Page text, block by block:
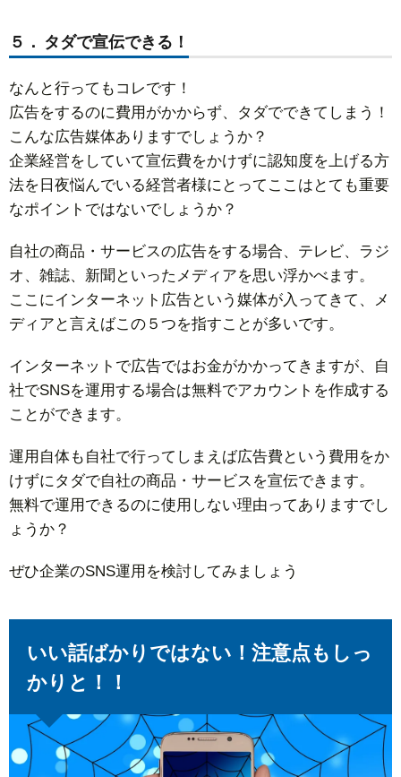
５． タダで宣伝できる！
なんと行ってもコレです！
広告をするのに費用がかからず、タダでできてしまう！
こんな広告媒体ありますでしょうか？
企業経営をしていて宣伝費をかけずに認知度を上げる方
法を日夜悩んでいる経営者様にとってここはとても重要
なポイントではないでしょうか？
自社の商品・サービスの広告をする場合、テレビ、ラジ
オ、雑誌、新聞といったメディアを思い浮かべます。
ここにインターネット広告という媒体が入ってきて、メ
ディアと言えばこの５つを指すことが多いです。
インターネットで広告ではお金がかかってきますが、自
社でSNSを運用する場合は無料でアカウントを作成する
ことができます。
運用自体も自社で行ってしまえば広告費という費用をか
けずにタダで自社の商品・サービスを宣伝できます。
無料で運用できるのに使用しない理由ってありますでし
ょうか？
ぜひ企業のSNS運用を検討してみましょう
いい話ばかりではない！注意点もしっ
かりと！！